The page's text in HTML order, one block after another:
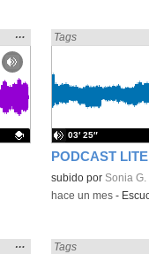
Mostrar
la
ubicación
de la
búsqueda
…
PODCAST
Encontrado
Tags
Contenido educativo.
subido por Sonia G.
03′ 25″
-hace un mes-
Mostrar
… Encontrado
Tags